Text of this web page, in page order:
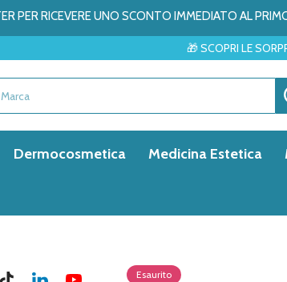
PER RICEVERE UNO SCONTO IMMEDIATO AL
🎁 SCOPRI LE SORPRESE DEL
Dermocosmetica Medicina Estetica
Esaurito